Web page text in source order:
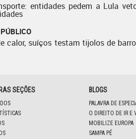
entidades pedem a Lula
calor, suíços testam tijolos de
SEÇÕES BLOGS
PALAVRA DE
O DIREITO DE IR E
MOBILIZE EUROPA
SAMPA PÉ